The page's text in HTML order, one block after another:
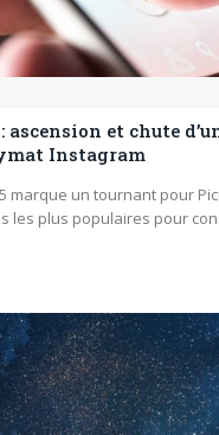
ascension et chute
Instagram
marque un tournant pour
les plus populaires pour